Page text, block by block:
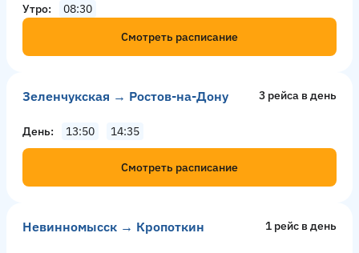
Утро
08:30
Смотреть расписание
Зеленчукская → Ростов-на-Дону 3 рейсa в день
День 13:50 14:35
Смотреть расписание
Невинномысск → Кропоткин 1 рейс в день